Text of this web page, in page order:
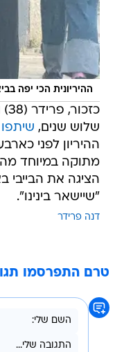
ההיריונית הכי יפה
שלוש שנים,
ההיריון לפני
מתוקה במיוחד
הציגה את הבייבי
"שיישאר בינינו".
דנה פרידר
טרם התפרסמו